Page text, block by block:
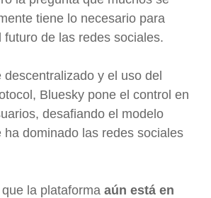
tiene lo necesario para
futuro de las redes sociales.
descentralizado y el uso del
Bluesky pone el control en
desafiando el modelo
ha dominado las redes sociales
la plataforma aún está en